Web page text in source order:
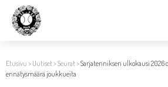
Etusivu > Uutiset>Seurat>Sarjatenniksen ulkokausi 2026
ennätysmäärä joukkueita